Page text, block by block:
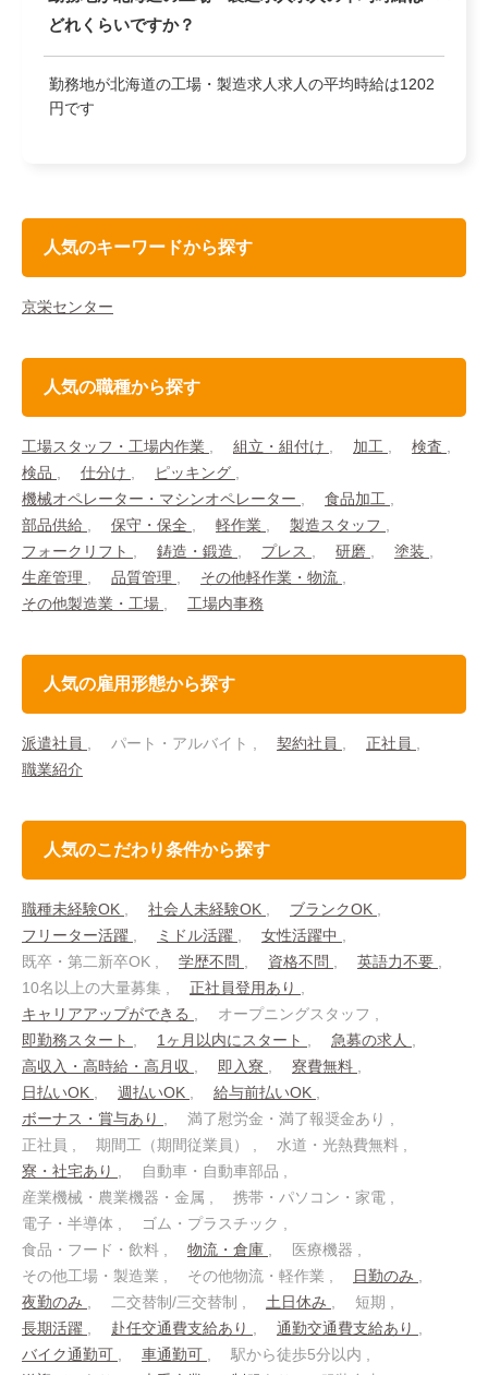
どれくらいですか？
勤務地が北海道の工場・製造求人求人の平均時給は1202
円です
人気のキーワードから探す
京栄センター
人気の職種から探す
工場スタッフ・工場内作業 組立・組付け 加工
検査
検品
仕分け
ピッキング
機械オペレーター・マシンオペレーター
食品加工
部品供給
保守・保全 軽作業
製造スタッフ
フォークリフト
鋳造・鍛造 プレス 研磨
塗装
生産管理
品質管理
その他軽作業・物流
その他製造業・工場
工場内事務
人気の雇用形態から探す
派遣社員 パート・アルバイト 契約社員
正社員
職業紹介
人気のこだわり条件から探す
職種未経験OK 社会人未経験OK
ブランクOK
フリーター活躍
ミドル活躍
女性活躍中
既卒・第二新卒OK
学歴不問 資格不問
英語力不要
10名以上の大量募集
正社員登用あり
キャリアアップができる
オープニングスタッフ
即勤務スタート
1ヶ月以内にスタート
急募の求人
高収入・高時給・高月収
即入寮
寮費無料
日払いOK
週払いOK
給与前払いOK
ボーナス・賞与あり
満了慰労金・満了報奨金あり
正社員
期間工（期間従業員）
水道・光熱費無料
寮・社宅あり
自動車・自動車部品
産業機械・農業機器・金属
携帯・パソコン・家電
電子・半導体
ゴム・プラスチック
食品・フード・飲料
物流・倉庫
医療機器
その他工場・製造業
その他物流・軽作業
日勤のみ
夜勤のみ
二交替制/三交替制 土日休み
短期
長期活躍
赴任交通費支給あり
通勤交通費支給あり
バイク通勤可
車通勤可
駅から徒歩5分以内